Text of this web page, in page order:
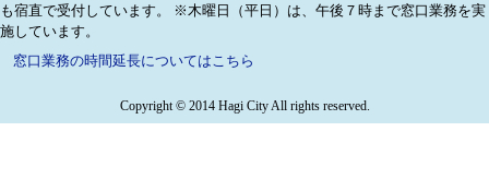
も宿直で受付しています。
※木曜日（平日）は、午後７時まで窓口業務を実
施しています。
窓口業務の時間延長についてはこちら
Copyright © 2014 Hagi City All rights reserved.